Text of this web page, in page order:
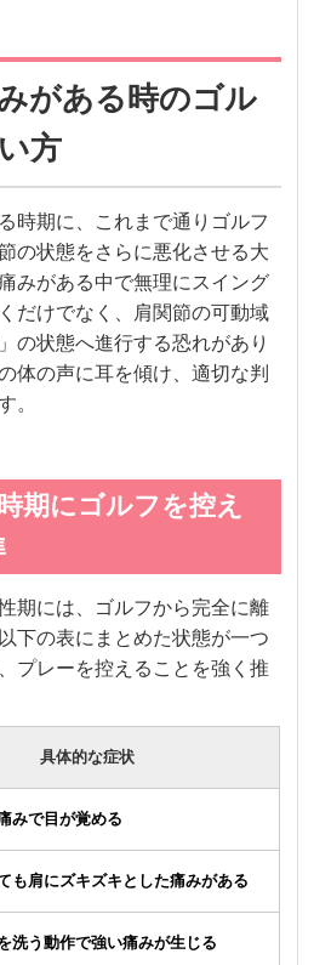
がある時のゴル
方
時期に、これまで通りゴルフ
の状態をさらに悪化させる大
みがある中で無理にスイング
だけでなく、肩関節の可動域
の状態へ進行する恐れがあり
体の声に耳を傾け、適切な判
。
期にゴルフを控え
期には、ゴルフから完全に離
下の表にまとめた状態が一つ
プレーを控えることを強く推
具体的な症状
みで目が覚める
も肩にズキズキとした痛みがある
洗う動作で強い痛みが生じる